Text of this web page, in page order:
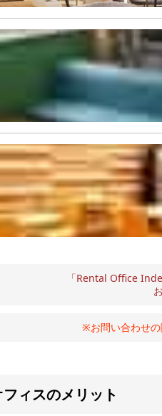
「Rental Office
※お問い合わせの
ィスのメリット